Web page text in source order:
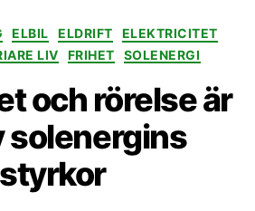
Kategorier
ELBIL ELDRIFT
ELEKTRICITET
LIV FRIHET SOLENERGI
och rörelse är
solenergins
styrkor